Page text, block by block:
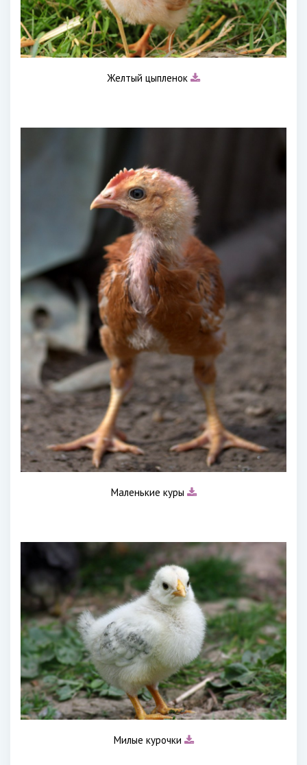
Желтый цыпленок
Маленькие куры
Милые курочки